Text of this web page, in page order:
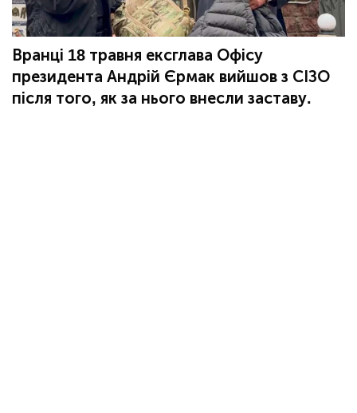
Вранці 18 травня ексглава Офісу
президента Андрій Єрмак вийшов з СІЗО
після того, як за нього внесли заставу.